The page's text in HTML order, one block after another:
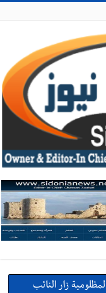
زار النائب